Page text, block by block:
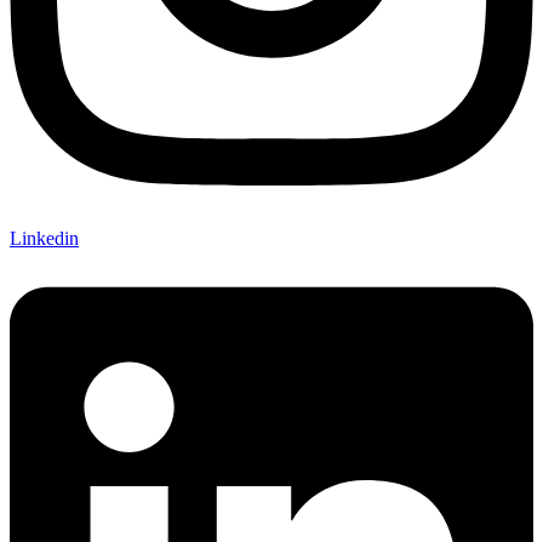
Linkedin